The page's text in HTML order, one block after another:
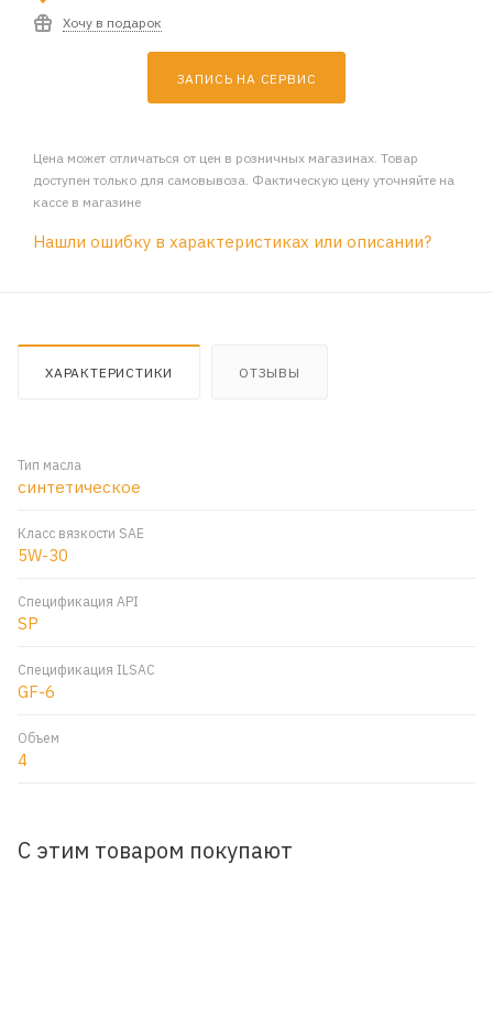
Хочу в подарок
ЗАПИСЬ НА СЕРВИС
Цена может отличаться от цен в розничных магазинах. Товар
доступен только для самовывоза. Фактическую цену уточняйте на
кассе в магазине
Нашли ошибку в характеристиках или описании?
ХАРАКТЕРИСТИКИ ОТЗЫВЫ
Тип масла
синтетическое
Класс вязкости SAE
5W-30
Спецификация API
SP
Спецификация ILSAC
GF-6
Объем
4
С этим товаром покупают